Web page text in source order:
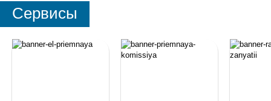
Сервисы